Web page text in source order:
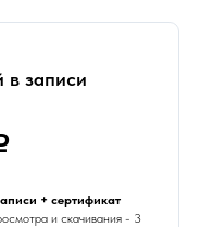
в записи
+ сертификат
и скачивания - 3